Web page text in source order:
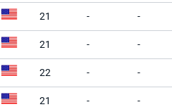
21 - -
21 - -
22 - -
21 - -